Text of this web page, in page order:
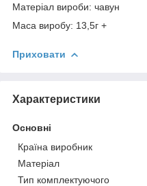
Матеріал вироби: чавун
Маса виробу: 13,5г +
Приховати
Характеристики
Основні
Країна виробник
Матеріал
Тип комплектуючого